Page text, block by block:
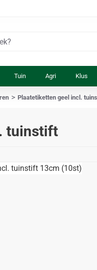
Tuin Agri Klus
tuinstift
Plaatetiketten geel incl.